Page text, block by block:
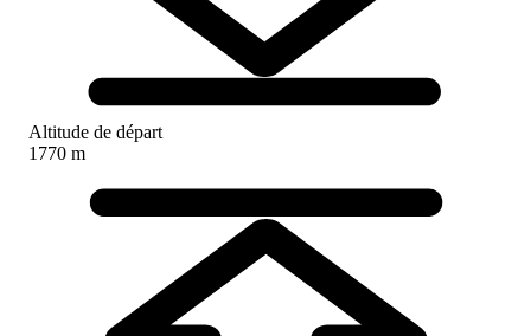
Altitude de départ
1770 m